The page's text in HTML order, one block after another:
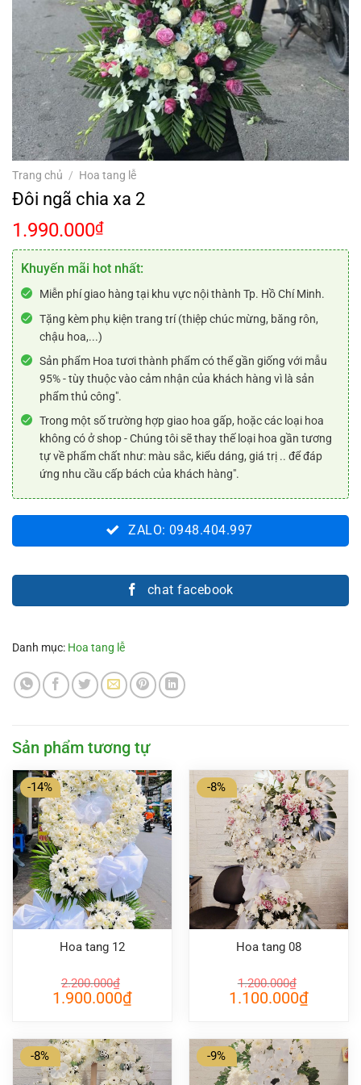
Trang chủ / Hoa tang lễ
Đôi ngã chia xa 2
1.990.000₫
Khuyến mãi hot nhất:
Miễn phí giao hàng tại khu vực nội thành Tp. Hồ Chí Minh.
Tặng kèm phụ kiện trang trí (thiệp chúc mừng, băng rôn,
chậu hoa,...)
Sản phẩm Hoa tươi thành phẩm có thể gần giống với mẫu
95% - tùy thuộc vào cảm nhận của khách hàng vì là sản
phẩm thủ công".
Trong một số trường hợp giao hoa gấp, hoặc các loại hoa
không có ở shop - Chúng tôi sẽ thay thế loại hoa gần tương
tự về phẩm chất như: màu sắc, kiểu dáng, giá trị .. để đáp
ứng nhu cầu cấp bách của khách hàng".
ZALO: 0948.404.997
chat facebook
Danh mục: Hoa tang lễ
Sản phẩm tương tự
-14%
Hoa tang 12
2.200.000₫
Giá
gốc
1.900.000₫Giá
1.900.000₫.
-8%
Hoa tang 08
1.200.000₫
Giá
gốc
1.100.000₫Giá
-8% -9%